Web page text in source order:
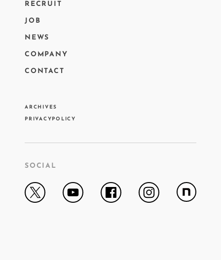
RECRUIT
JOB
NEWS
COMPANY
CONTACT
ARCHIVES
PRIVACYPOLICY
SOCIAL